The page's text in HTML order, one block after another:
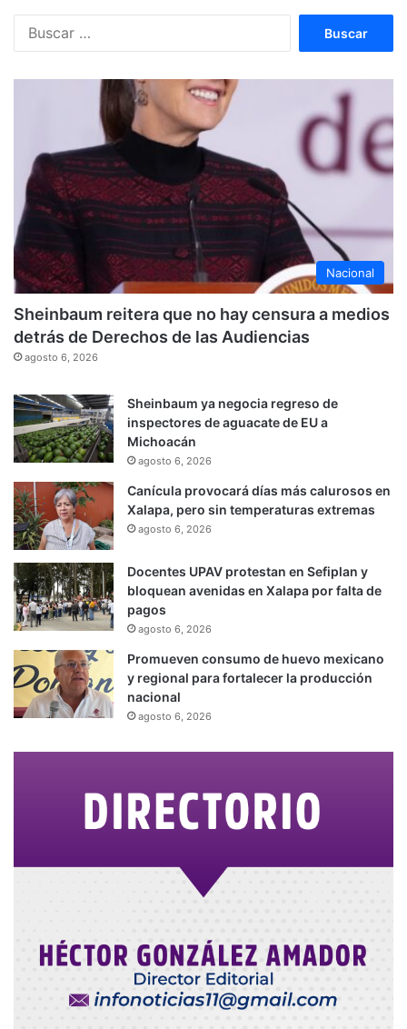
Nacional
Sheinbaum reitera que no hay censura a medios
detrás de Derechos de las Audiencias
agosto 6, 2026
Sheinbaum ya negocia regreso de
inspectores de aguacate de EU a
Michoacán
agosto 6, 2026
Canícula provocará días más calurosos en
Xalapa, pero sin temperaturas extremas
agosto 6, 2026
Docentes UPAV protestan en Sefiplan y
bloquean avenidas en Xalapa por falta de
pagos
agosto 6, 2026
Promueven consumo de huevo mexicano
y regional para fortalecer la producción
nacional
agosto 6, 2026